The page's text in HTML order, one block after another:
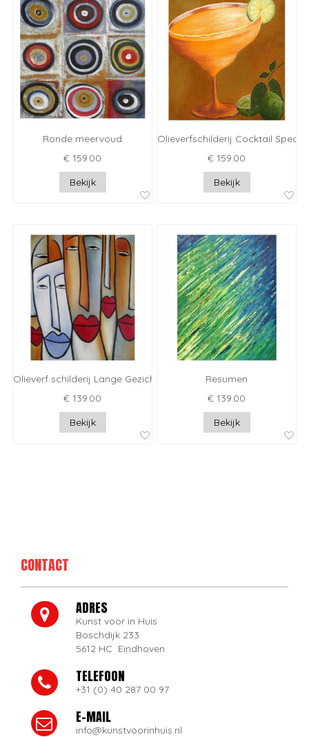
Ronde meervoud
€ 159.00
Bekijk
Olieverfschilderij Cocktail
€ 159.00
Bekijk
Olieverf schilderij Lange Gezichten
€ 139.00
Bekijk
Resumen
€ 139.00
Bekijk
CONTACT
ADRES
Kunst voor in Huis
Boschdijk 233
5612 HC Eindhoven
TELEFOON
+31 (0) 40 287 00 97
E-MAIL
info@kunstvoorinhuis.nl